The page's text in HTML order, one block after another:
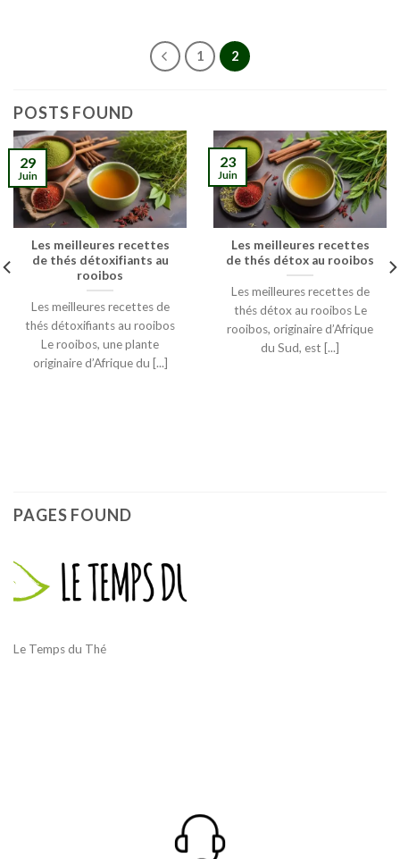
1 2
POSTS FOUND
Les meilleures recettes
de thés détoxifiants au
rooibos
Les meilleures recettes de
thés détoxifiants au rooibos
Le rooibos, une plante
originaire d’Afrique du [...]
29
Juin
Les meilleures recettes
de thés détox au rooibos
Les meilleures recettes de
thés détox au rooibos Le
rooibos, originaire d’Afrique
du Sud, est [...]
23
Juin
PAGES FOUND
Le Temps du Thé